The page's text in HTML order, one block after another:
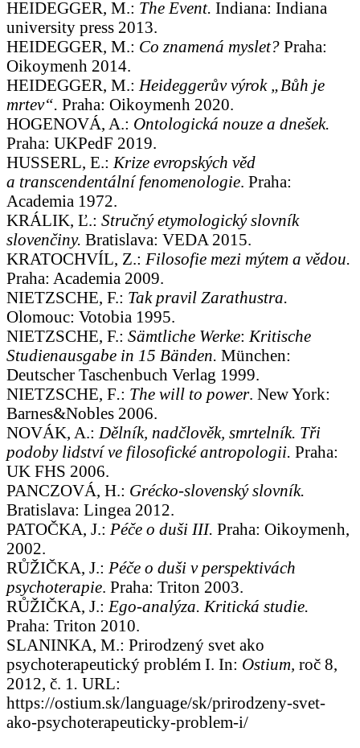
HEIDEGGER, M.: The Event. Indiana: Indiana
university press 2013.
HEIDEGGER, M.: Co znamená myslet? Praha:
Oikoymenh 2014.
HEIDEGGER, M.: Heideggerův výrok „Bůh je
mrtev“. Praha: Oikoymenh 2020.
HOGENOVÁ, A.: Ontologická nouze a dnešek.
Praha: UKPedF 2019.
HUSSERL, E.: Krize evropských věd
a transcendentální fenomenologie. Praha:
Academia 1972.
KRÁLIK, Ľ.: Stručný etymologický slovník
slovenčiny. Bratislava: VEDA 2015.
KRATOCHVÍL, Z.: Filosofie mezi mýtem a vědou.
Praha: Academia 2009.
NIETZSCHE, F.: Tak pravil Zarathustra.
Olomouc: Votobia 1995.
NIETZSCHE, F.: Sämtliche Werke: Kritische
Studienausgabe in 15 Bänden. München:
Deutscher Taschenbuch Verlag 1999.
NIETZSCHE, F.: The will to power. New York:
Barnes&Nobles 2006.
NOVÁK, A.: Dělník, nadčlověk, smrtelník. Tři
podoby lidství ve filosofické antropologii. Praha:
UK FHS 2006.
PANCZOVÁ, H.: Grécko-slovenský slovník.
Bratislava: Lingea 2012.
PATOČKA, J.: Péče o duši III. Praha: Oikoymenh,
2002.
RŮŽIČKA, J.: Péče o duši v perspektivách
psychoterapie. Praha: Triton 2003.
RŮŽIČKA, J.: Ego-analýza. Kritická studie.
Praha: Triton 2010.
SLANINKA, M.: Prirodzený svet ako
psychoterapeutický problém I. In: Ostium, roč 8,
2012, č. 1 . URL:
https://ostium.sk/language/sk/prirodzeny-svet-
ako-psychoterapeuticky-problem-i/